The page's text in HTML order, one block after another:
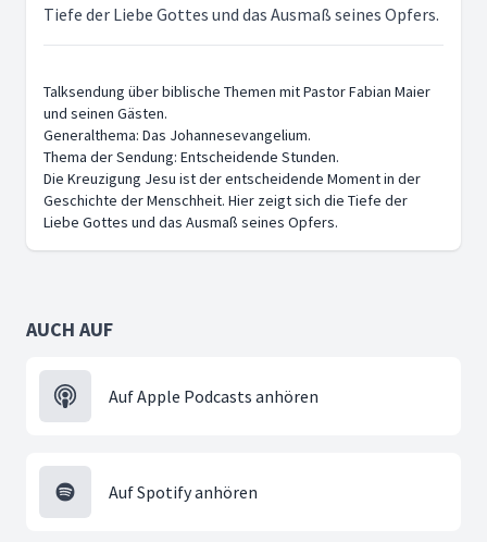
Tiefe der Liebe Gottes und das Ausmaß seines Opfers.
Talksendung über biblische Themen mit Pastor Fabian Maier
und seinen Gästen.
Generalthema: Das Johannesevangelium.
Thema der Sendung: Entscheidende Stunden.
Die Kreuzigung Jesu ist der entscheidende Moment in der
Geschichte der Menschheit. Hier zeigt sich die Tiefe der
Liebe Gottes und das Ausmaß seines Opfers.
AUCH AUF
Auf Apple Podcasts anhören
Auf Spotify anhören